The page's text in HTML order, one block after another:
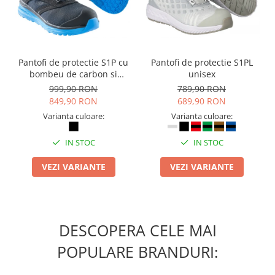
Suporturi si huse telefoane &
tablete
Periferice PC si accesorii
Audio
Boxe portabile
Tehnica si mobilier pentru birou
Accesorii mobilier
Distrugatoare documente
Cosuri de gunoi pentru birou
Pantofi de protectie S1P cu
bombeu de carbon si
inchidere BOAÂ® Fit
999,90 RON
849,90 RON
Varianta culoare:
IN STOC
VEZI VARIANTE
Pantofi de protectie S1PL
unisex
789,90 RON
689,90 RON
Varianta culoare:
IN STOC
VEZI VARIANTE
DESCOPERA CELE MAI
POPULARE BRANDURI: